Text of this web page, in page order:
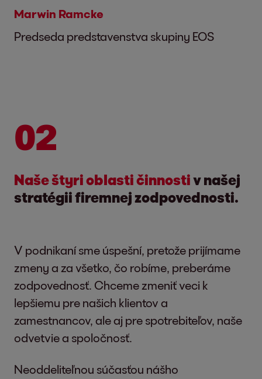
Marwin Ramcke
Predseda predstavenstva skupiny EOS
02
Naše štyri oblasti činnostiv našej
stratégii firemnej zodpovednosti.
V podnikaní sme úspešní, pretože prijímame
zmeny a za všetko, čo robíme, preberáme
zodpovednosť. Chceme zmeniť veci k
lepšiemu pre našich klientov a
zamestnancov, ale aj pre spotrebiteľov, naše
odvetvie a spoločnosť.
Neoddeliteľnou súčasťou nášho